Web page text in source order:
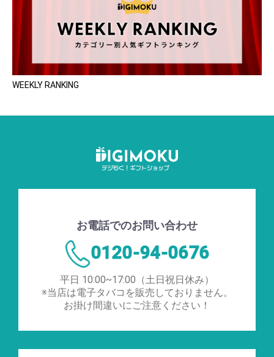
WEEKLY RANKING
お電話でのお問い合わせ
0120-94-0676
平日 10:00~17:00（土日祝日休み）
※当店は電子タバコを販売しておりません。
お掛け間違いにご注意ください！